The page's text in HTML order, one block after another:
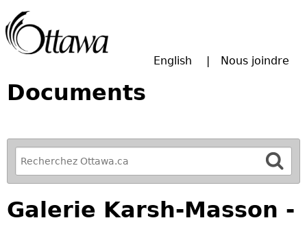
English Nous joindre
Documents
R
e
f
i
n
Galerie Karsh-Masson -